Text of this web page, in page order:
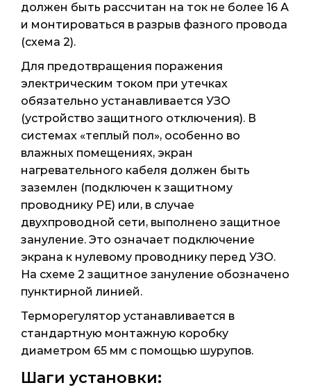
должен быть рассчитан на ток не более 16 А
и монтироваться в разрыв фазного провода
(схема 2).
Для предотвращения поражения
электрическим током при утечках
обязательно устанавливается УЗО
(устройство защитного отключения). В
системах «теплый пол», особенно во
влажных помещениях, экран
нагревательного кабеля должен быть
заземлен (подключен к защитному
проводнику PE) или, в случае
двухпроводной сети, выполнено защитное
зануление. Это означает подключение
экрана к нулевому проводнику перед УЗО.
На схеме 2 защитное зануление обозначено
пунктирной линией.
Терморегулятор устанавливается в
стандартную монтажную коробку
диаметром 65 мм с помощью шурупов.
Шаги установки: